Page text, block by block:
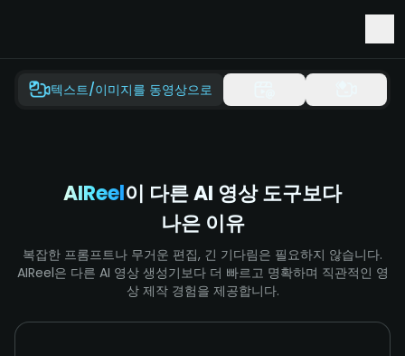
텍스트/이미지를 동영상으로
AIReel이 다른 AI 영상 도구보다
나은 이유
복잡한 프롬프트나 무거운 편집, 긴 기다림은 필요하지 않습니다.
AIReel은 다른 AI 영상 생성기보다 더 빠르고 명확하며 직관적인 영
상 제작 경험을 제공합니다.